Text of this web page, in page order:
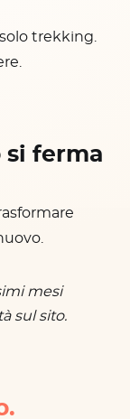
trekking.
si ferma
mesi
sul sito.